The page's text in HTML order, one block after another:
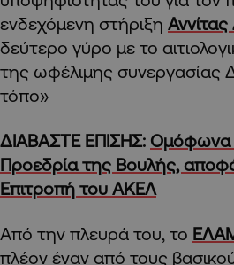
ενδεχόμενη στήριξη
δεύτερο γύρο με το
της ωφέλιμης συνεργασίας
τόπο»
ΔΙΑΒΑΣΤΕ ΕΠΙΣΗΣ: Ομόφωνα
Προεδρία της Βουλής,
Επιτροπή του ΑΚΕΛ
Από την πλευρά του, το
πλέον έναν από τους